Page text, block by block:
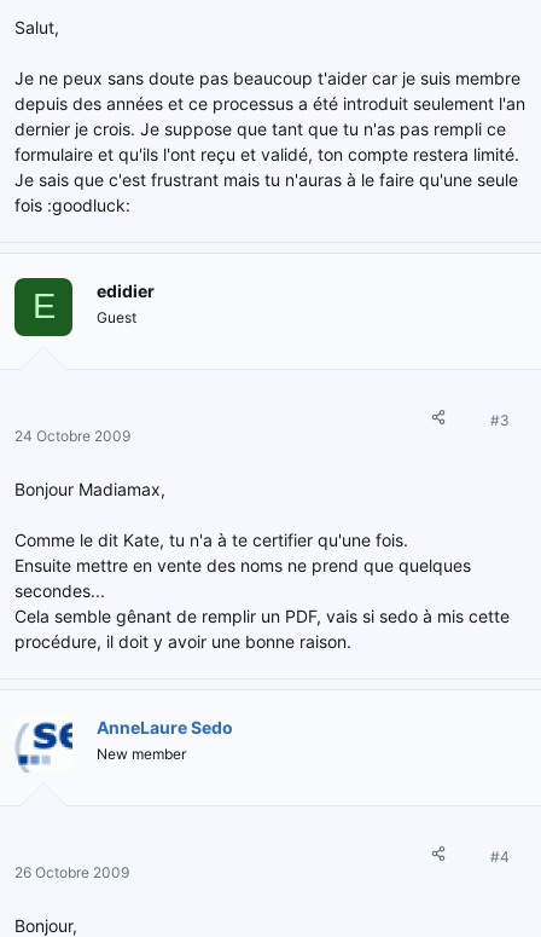
Salut,
Je ne peux sans doute pas beaucoup t'aider car je suis membre
depuis des années et ce processus a été introduit seulement l'an
dernier je crois. Je suppose que tant que tu n'as pas rempli ce
formulaire et qu'ils l'ont reçu et validé, ton compte restera limité.
Je sais que c'est frustrant mais tu n'auras à le faire qu'une seule
fois :goodluck:
E edidier
Guest
24 Octobre 2009
#3
Bonjour Madiamax,
Comme le dit Kate, tu n'a à te certifier qu'une fois.
Ensuite mettre en vente des noms ne prend que quelques
secondes...
Cela semble gênant de remplir un PDF, vais si sedo à mis cette
procédure, il doit y avoir une bonne raison.
AnneLaure Sedo
New member
26 Octobre 2009
#4
Bonjour,